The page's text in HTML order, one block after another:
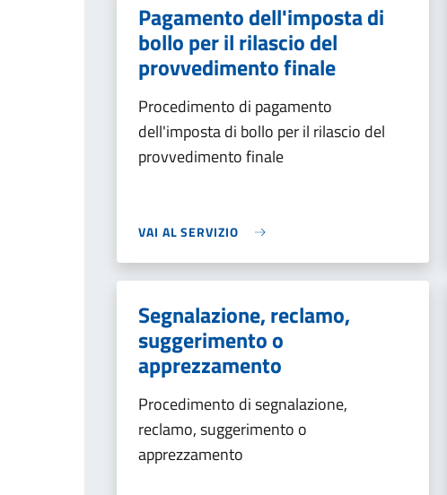
Pagamento dell'imposta di
bollo per il rilascio del
provvedimento finale
Procedimento di pagamento
dell'imposta di bollo per il rilascio del
provvedimento finale
VAI AL SERVIZIO
Segnalazione, reclamo,
suggerimento o
apprezzamento
Procedimento di segnalazione,
reclamo, suggerimento o
apprezzamento